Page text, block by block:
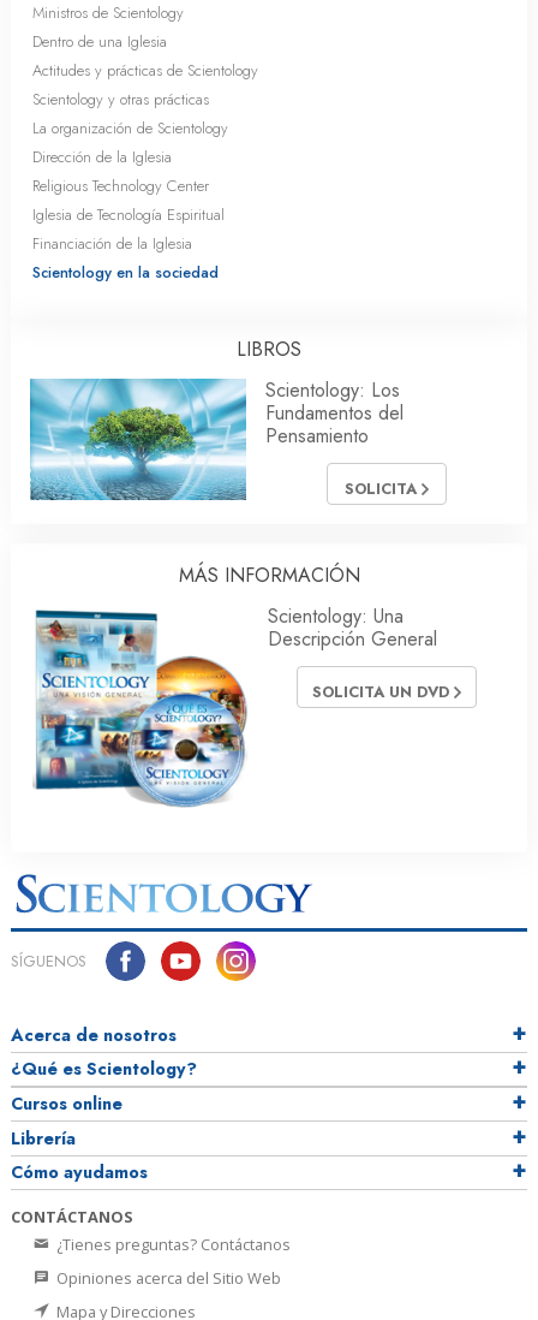
Ministros de Scientology
Dentro de una Iglesia
Actitudes y prácticas de Scientology
Scientology y otras prácticas
La organización de Scientology
Dirección de la Iglesia
Religious Technology Center
Iglesia de Tecnología Espiritual
Financiación de la Iglesia
Scientology en la sociedad
LIBROS
Scientology: Los
Fundamentos del
Pensamiento
SOLICITA
MÁS INFORMACIÓN
Scientology: Una
Descripción General
SOLICITA UN DVD
SÍGUENOS
Acerca de nosotros
¿Qué es Scientology?
Cursos online
Librería
Cómo ayudamos
CONTÁCTANOS
¿Tienes preguntas? Contáctanos
Opiniones acerca del Sitio Web
Mapa y Direcciones